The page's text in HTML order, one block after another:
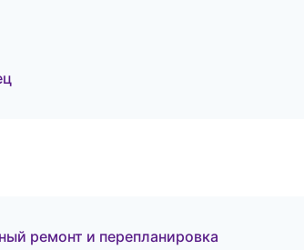
ремонт и перепланировка